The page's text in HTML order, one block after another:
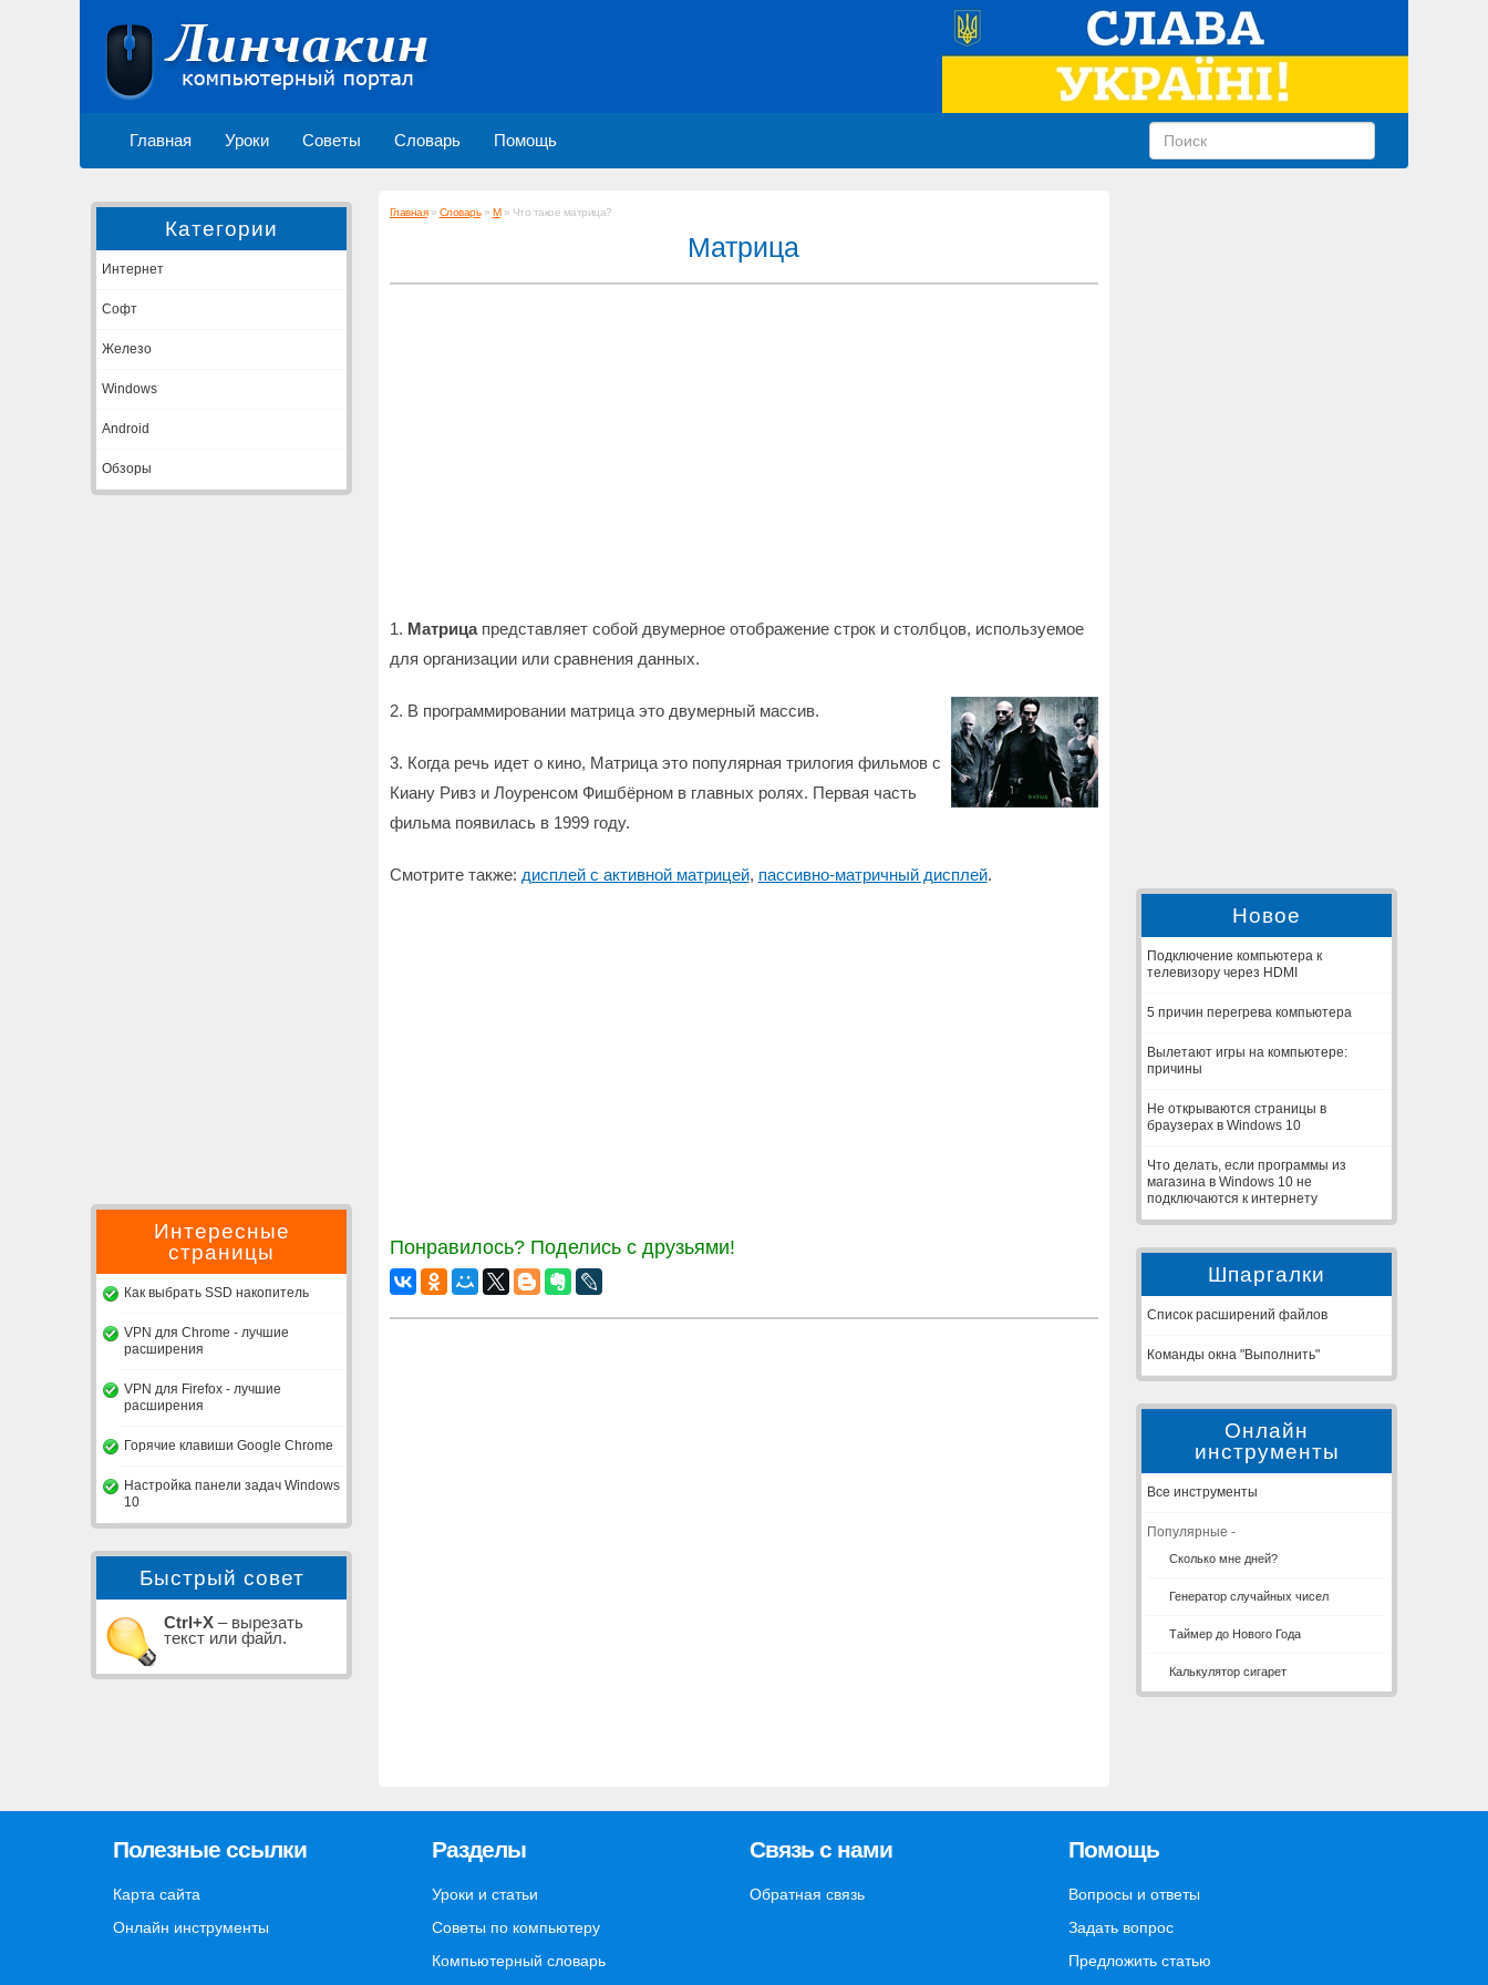
Главная Уроки Советы Словарь Помощь
Категории
Интернет
Софт
Железо
Windows
Android
Обзоры
Интересные
страницы
Как выбрать SSD накопитель
VPN для Chrome - лучшие
расширения
VPN для Firefox - лучшие
расширения
Горячие клавиши Google Chrome
Настройка панели задач Windows
10
Быстрый совет
Ctrl+X – вырезать
текст или файл.
Главная» Словарь» М» Что такое матрица?
Матрица
1. Матрицапредставляет собой двумерное отображение строк и столбцов, используемое
для организации или сравнения данных.
2. В программировании матрица это двумерный массив.
3. Когда речь идет о кино, Матрица это популярная трилогия фильмов с
Киану Ривз и Лоуренсом Фишбёрном в главных ролях. Первая часть
фильма появилась в 1999 году.
Смотрите также: дисплей с активной матрицей, пассивно-матричный дисплей.
Понравилось? Поделись с друзьями!
Новое
Подключение компьютера к
телевизору через HDMI
5 причин перегрева компьютера
Вылетают игры на компьютере:
причины
Не открываются страницы в
браузерах в Windows 10
Что делать, если программы из
магазина в Windows 10 не
подключаются к интернету
Шпаргалки
Список расширений файлов
Команды окна "Выполнить"
Онлайн
инструменты
Все инструменты
Популярные -
Сколько мне дней?
Генератор случайных чисел
Таймер до Нового Года
Калькулятор сигарет
Полезные ссылки
Карта сайта
Онлайн инструменты
Разделы
Уроки и статьи
Советы по компьютеру
Компьютерный словарь
Связь с нами
Обратная связь
Помощь
Вопросы и ответы
Задать вопрос
Предложить статью